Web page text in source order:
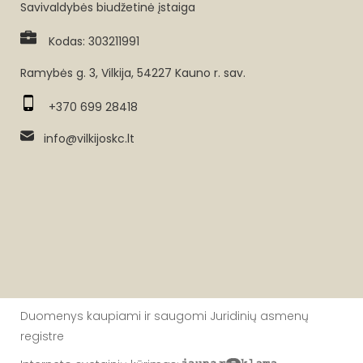
Savivaldybės biudžetinė įstaiga
Kodas: 303211991
Ramybės g. 3, Vilkija, 54227 Kauno r. sav.
+370 699 28418
info@vilkijoskc.lt
Duomenys kaupiami ir saugomi Juridinių asmenų
registre